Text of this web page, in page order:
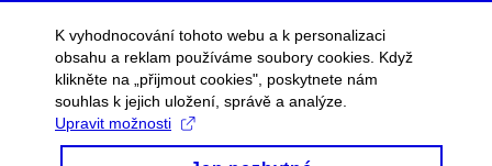
K vyhodnocování tohoto webu a k personalizaci
obsahu a reklam používáme soubory cookies. Když
klikněte na „přijmout cookies", poskytnete nám
souhlas k jejich uložení, správě a analýze.
Upravit možnosti